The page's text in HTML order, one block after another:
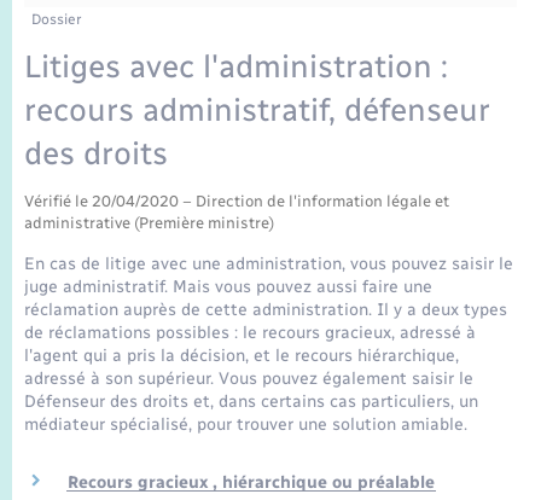
Organisation d’événement
Sécurité - Prévention
Seniors
Transports
Voirie et espace public
Dossier
Litiges avec l'administration :
recours administratif, défenseur
des droits
Vérifié le 20/04/2020 – Direction de l'information légale et
administrative (Première ministre)
En cas de litige avec une administration, vous pouvez saisir le
juge administratif. Mais vous pouvez aussi faire une
réclamation auprès de cette administration. Il y a deux types
de réclamations possibles : le recours gracieux, adressé à
l'agent qui a pris la décision, et le recours hiérarchique,
adressé à son supérieur. Vous pouvez également saisir le
Défenseur des droits et, dans certains cas particuliers, un
médiateur spécialisé, pour trouver une solution amiable.
Recours gracieux , hiérarchique ou préalable